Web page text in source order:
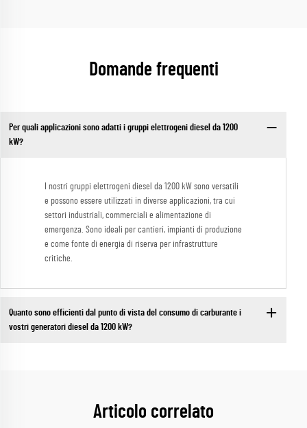
Domande frequenti
Per quali applicazioni sono adatti i gruppi elettrogeni diesel da 1200
kW?
I nostri gruppi elettrogeni diesel da 1200 kW sono versatili
e possono essere utilizzati in diverse applicazioni, tra cui
settori industriali, commerciali e alimentazione di
emergenza. Sono ideali per cantieri, impianti di produzione
e come fonte di energia di riserva per infrastrutture
critiche.
Quanto sono efficienti dal punto di vista del consumo di carburante i
vostri generatori diesel da 1200 kW?
Articolo correlato